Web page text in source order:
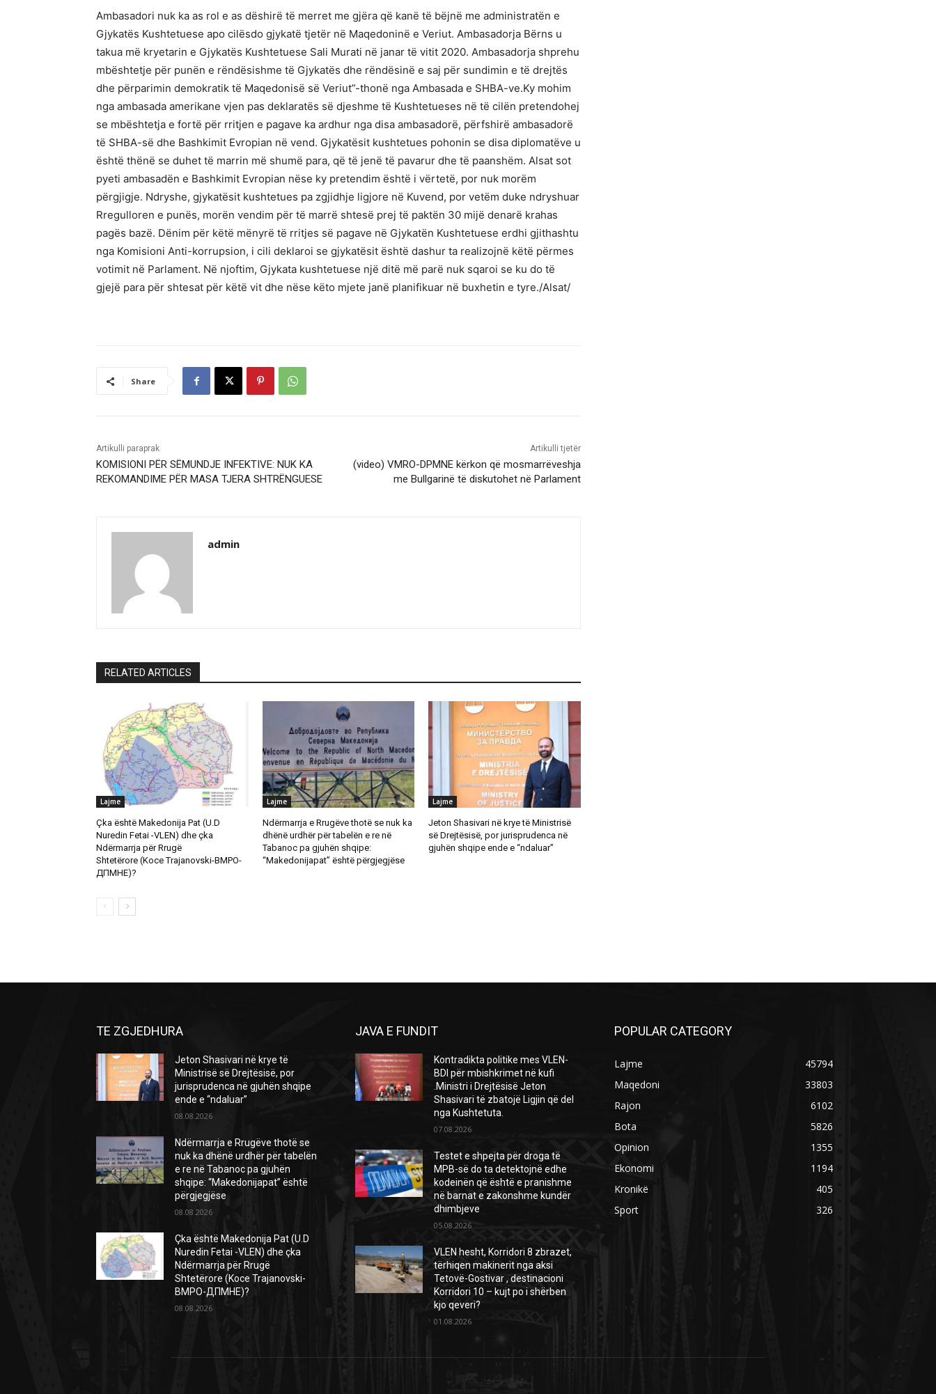
Ambasadori nuk ka as rol e as dëshirë të merret me gjëra që kanë të bëjnë me administratën e
Gjykatës Kushtetuese apo cilësdo gjykatë tjetër në Maqedoninë e Veriut. Ambasadorja Bërns u
takua më kryetarin e Gjykatës Kushtetuese Sali Murati në janar të vitit 2020. Ambasadorja shprehu
mbështetje për punën e rëndësishme të Gjykatës dhe rëndësinë e saj për sundimin e të drejtës
dhe përparimin demokratik të Maqedonisë së Veriut”-thonë nga Ambasada e SHBA-ve.Ky mohim
nga ambasada amerikane vjen pas deklaratës së djeshme të Kushtetueses në të cilën pretendohej
se mbështetja e fortë për rritjen e pagave ka ardhur nga disa ambasadorë, përfshirë ambasadorë
të SHBA-së dhe Bashkimit Evropian në vend. Gjykatësit kushtetues pohonin se disa diplomatëve u
është thënë se duhet të marrin më shumë para, që të jenë të pavarur dhe të paanshëm. Alsat sot
pyeti ambasadën e Bashkimit Evropian nëse ky pretendim është i vërtetë, por nuk morëm
përgjigje. Ndryshe, gjykatësit kushtetues pa zgjidhje ligjore në Kuvend, por vetëm duke ndryshuar
Rregulloren e punës, morën vendim për të marrë shtesë prej të paktën 30 mijë denarë krahas
pagës bazë. Dënim për këtë mënyrë të rritjes së pagave në Gjykatën Kushtetuese erdhi gjithashtu
nga Komisioni Anti-korrupsion, i cili deklaroi se gjykatësit është dashur ta realizojnë këtë përmes
votimit në Parlament. Në njoftim, Gjykata kushtetuese një ditë më parë nuk sqaroi se ku do të
gjejë para për shtesat për këtë vit dhe nëse këto mjete janë planifikuar në buxhetin e tyre./Alsat/
Share
Artikulli paraprak
KOMISIONI PËR SËMUNDJE INFEKTIVE: NUK KA
REKOMANDIME PËR MASA TJERA SHTRËNGUESE
Artikulli tjetër
(video) VMRO-DPMNE kërkon që mosmarrëveshja
me Bullgarinë të diskutohet në Parlament
admin
RELATED ARTICLES
Lajme
Çka është Makedonija Pat (U.D
Nuredin Fetai -VLEN) dhe çka
Ndërmarrja për Rrugë
Shtetërore (Koce Trajanovski-ВМРО-
ДПМНЕ)?
Lajme
Ndërmarrja e Rrugëve thotë se nuk ka
dhënë urdhër për tabelën e re në
Tabanoc pa gjuhën shqipe:
“Makedonijapat” është përgjegjëse
Lajme
Jeton Shasivari në krye të Ministrisë
së Drejtësisë, por jurisprudenca në
gjuhën shqipe ende e “ndaluar”
TE ZGJEDHURA
Jeton Shasivari në krye të
Ministrisë së Drejtësisë, por
jurisprudenca në gjuhën shqipe
ende e “ndaluar”
08.08.2026
Ndërmarrja e Rrugëve thotë se
nuk ka dhënë urdhër për tabelën
e re në Tabanoc pa gjuhën
shqipe: “Makedonijapat” është
përgjegjëse
08.08.2026
Çka është Makedonija Pat (U.D
Nuredin Fetai -VLEN) dhe çka
Ndërmarrja për Rrugë
Shtetërore (Koce Trajanovski-
ВМРО-ДПМНЕ)?
08.08.2026
JAVA E FUNDIT
Kontradikta politike mes VLEN-
BDI për mbishkrimet në kufi
.Ministri i Drejtësisë Jeton
Shasivari të zbatojë Ligjin që del
nga Kushtetuta.
07.08.2026
Testet e shpejta për droga të
MPB-së do ta detektojnë edhe
kodeinën që është e pranishme
në barnat e zakonshme kundër
dhimbjeve
05.08.2026
VLEN hesht, Korridori 8 zbrazet,
tërhiqen makinerit nga aksi
Tetovë-Gostivar , destinacioni
Korridori 10 – kujt po i shërben
kjo qeveri?
01.08.2026
POPULAR CATEGORY
Lajme
45794
Maqedoni
33803
Rajon
6102
Bota
5826
Opinion
1355
Ekonomi
1194
Kronikë
405
Sport
326